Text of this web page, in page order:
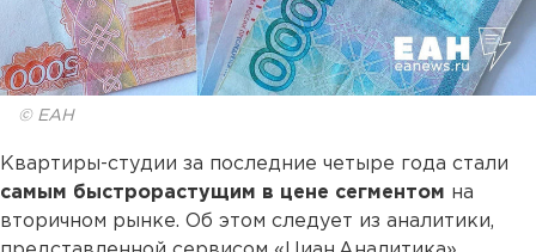
© ЕАН
Квартиры-студии за последние четыре года стали
самым быстрорастущим в цене сегментом на
вторичном рынке. Об этом следует из аналитики,